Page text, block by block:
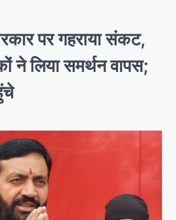
पर गहराया संकट,
ने लिया समर्थन वापस;